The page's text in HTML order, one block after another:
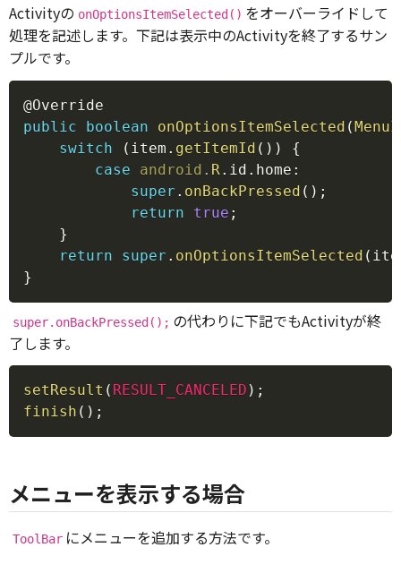
Activityの onOptionsItemSelected() をオーバーライドして
処理を記述します。下記は表示中のActivityを終了するサン
プルです。
@Override
public
boolean onOptionsItemSelected (
switch
( item . getItemId ( ) )
{
case
android . R . id . home :
super . onBackPressed ( ) ;
return
true ;
}
return
super . onOptionsItemSelected (
}
super.onBackPressed(); の代わりに下記でもActivityが終
了します。
setResult ( RESULT_CANCELED ) ;
finish ( ) ;
メニューを表示する場合
ToolBar にメニューを追加する方法です。